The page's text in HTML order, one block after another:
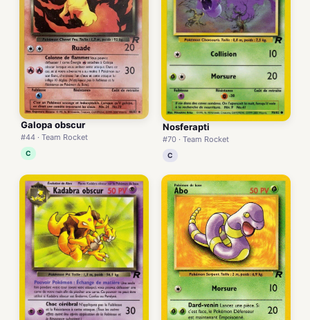
Galopa obscur
#44 · Team Rocket
C
Nosferapti
#70 · Team Rocket
C